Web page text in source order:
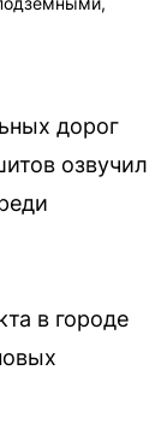
дорог
озвучил
в городе